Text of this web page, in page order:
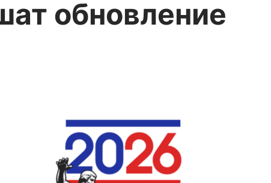
обновление